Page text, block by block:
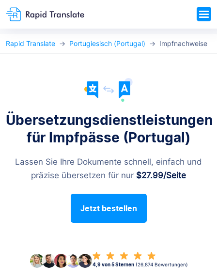
Rapid Translate Portugiesisch (Portugal) Impfnachweise
Übersetzungsdienstleistungen
für Impfpässe (Portugal)
Lassen Sie Ihre Dokumente schnell, einfach und
präzise übersetzen für nur $27.99/Seite
Jetzt bestellen
4,9 von 5 Sternen (26,874 Bewertungen)